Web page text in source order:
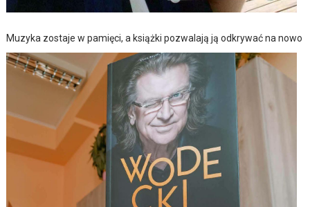
Muzyka zostaje w pamięci, a książki pozwalają ją odkrywać na nowo